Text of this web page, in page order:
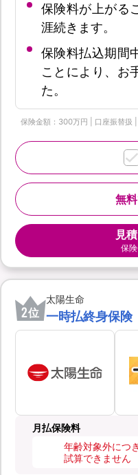
保険料が上がる
涯続きます。
保険料払込期間
ことにより、お
た。
保険金額：300万円 | 口座振替扱
無
見
保
2位
太陽生命
一時払終身保険
月払保険料
年齢対象外につき
試算できません